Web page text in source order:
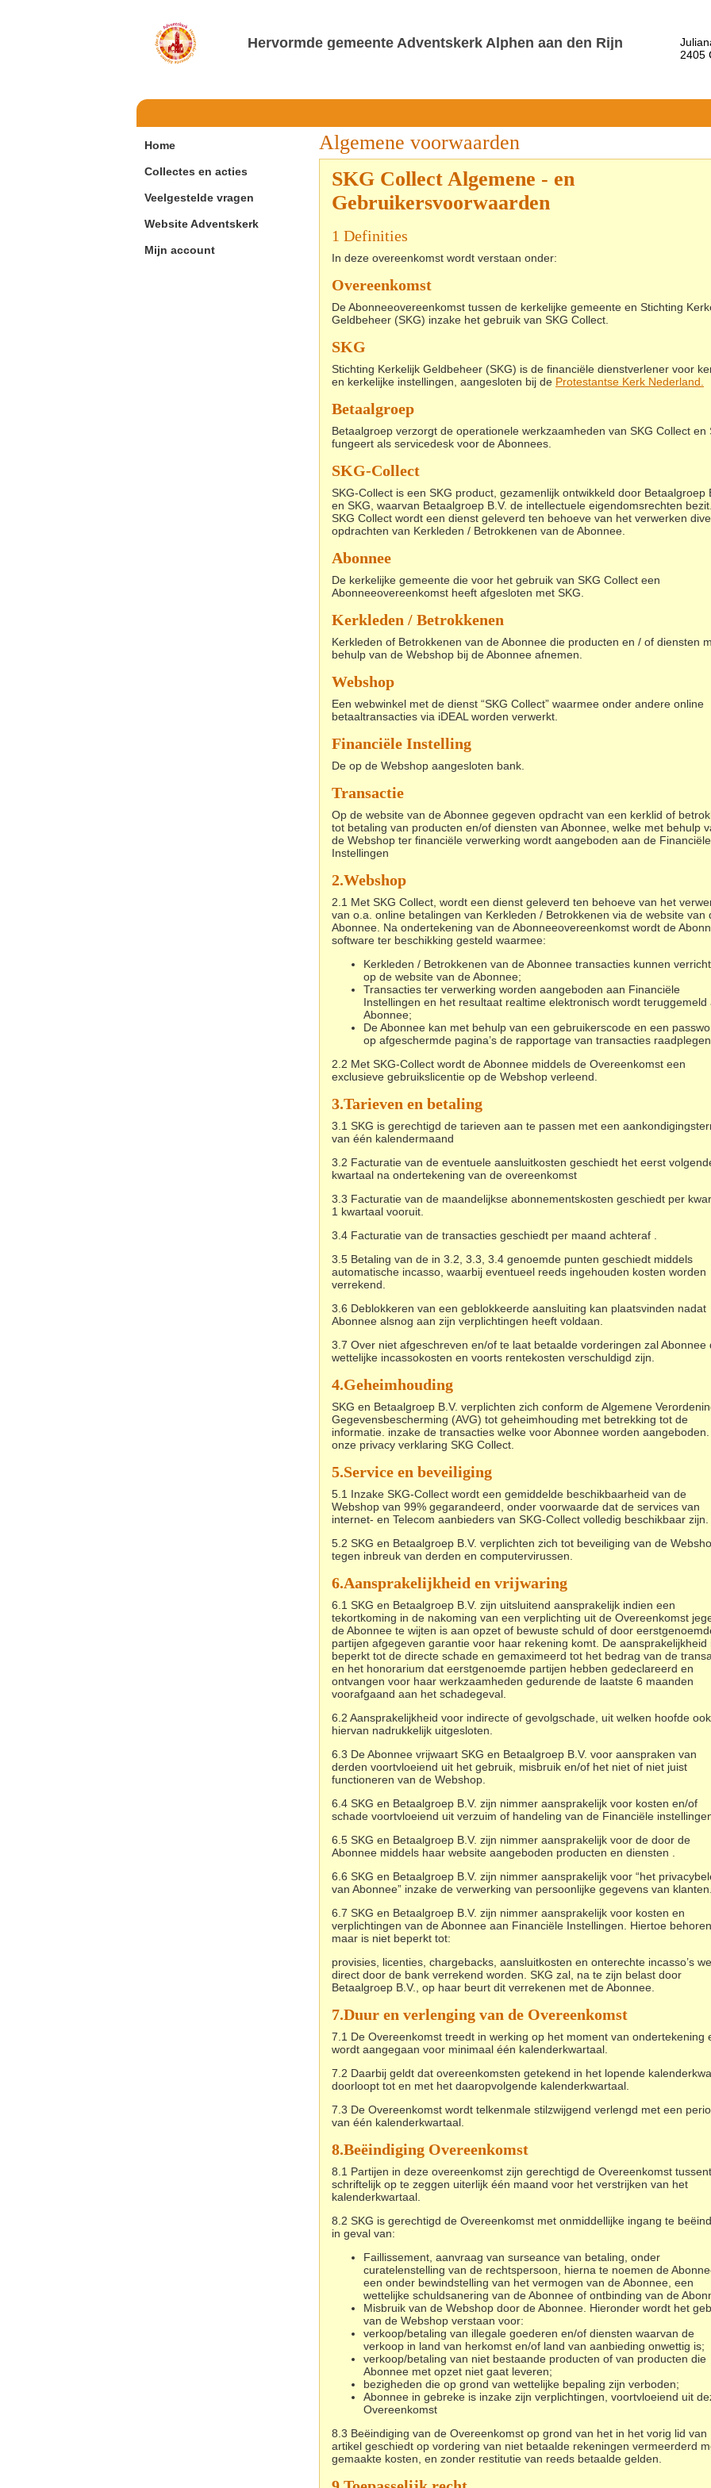
Hervormde gemeente Adventskerk Alphen aan den Rijn
2405
Algemene voorwaarden
SKG Collect Algemene - en
Gebruikersvoorwaarden
1 Definities
In deze overeenkomst wordt verstaan onder:
Overeenkomst
De Abonneeovereenkomst tussen de kerkelijke gemeente en Stichting
Geldbeheer (SKG) inzake het gebruik van SKG Collect.
SKG
Stichting Kerkelijk Geldbeheer (SKG) is de financiële dienstverlener voor
en kerkelijke instellingen, aangesloten bij de Protestantse Kerk Nederland
Betaalgroep
Betaalgroep verzorgt de operationele werkzaamheden van SKG Collect en
fungeert als servicedesk voor de Abonnees.
SKG-Collect
SKG-Collect is een SKG product, gezamenlijk ontwikkeld door Betaalgroep
en SKG, waarvan Betaalgroep B.V. de intellectuele eigendomsrechten
SKG Collect wordt een dienst geleverd ten behoeve van het verwerken
opdrachten van Kerkleden / Betrokkenen van de Abonnee.
Abonnee
De kerkelijke gemeente die voor het gebruik van SKG Collect een
Abonneeovereenkomst heeft afgesloten met SKG.
Kerkleden / Betrokkenen
Kerkleden of Betrokkenen van de Abonnee die producten en / of diensten
behulp van de Webshop bij de Abonnee afnemen.
Webshop
Een webwinkel met de dienst “SKG Collect” waarmee onder andere online
betaaltransacties via iDEAL worden verwerkt.
Financiële Instelling
De op de Webshop aangesloten bank.
Transactie
Op de website van de Abonnee gegeven opdracht van een kerklid of
tot betaling van producten en/of diensten van Abonnee, welke met behulp
de Webshop ter financiële verwerking wordt aangeboden aan de Financiële
Instellingen
2.Webshop
2.1 Met SKG Collect, wordt een dienst geleverd ten behoeve van het
van o.a. online betalingen van Kerkleden / Betrokkenen via de website van
Abonnee. Na ondertekening van de Abonneeovereenkomst wordt de
software ter beschikking gesteld waarmee:
Kerkleden / Betrokkenen van de Abonnee transacties kunnen
op de website van de Abonnee;
Transacties ter verwerking worden aangeboden aan Financiële
Instellingen en het resultaat realtime elektronisch wordt teruggemeld
Abonnee;
De Abonnee kan met behulp van een gebruikerscode en een
op afgeschermde pagina’s de rapportage van transacties
2.2 Met SKG-Collect wordt de Abonnee middels de Overeenkomst een
exclusieve gebruikslicentie op de Webshop verleend.
3.Tarieven en betaling
3.1 SKG is gerechtigd de tarieven aan te passen met een
van één kalendermaand
3.2 Facturatie van de eventuele aansluitkosten geschiedt het eerst
kwartaal na ondertekening van de overeenkomst
3.3 Facturatie van de maandelijkse abonnementskosten geschiedt per
1 kwartaal vooruit.
3.4 Facturatie van de transacties geschiedt per maand achteraf .
3.5 Betaling van de in 3.2, 3.3, 3.4 genoemde punten geschiedt middels
automatische incasso, waarbij eventueel reeds ingehouden kosten worden
verrekend.
3.6 Deblokkeren van een geblokkeerde aansluiting kan plaatsvinden nadat
Abonnee alsnog aan zijn verplichtingen heeft voldaan.
3.7 Over niet afgeschreven en/of te laat betaalde vorderingen zal Abonnee
wettelijke incassokosten en voorts rentekosten verschuldigd zijn.
4.Geheimhouding
SKG en Betaalgroep B.V. verplichten zich conform de Algemene
Gegevensbescherming (AVG) tot geheimhouding met betrekking tot de
informatie. inzake de transacties welke voor Abonnee worden
onze privacy verklaring SKG Collect.
5.Service en beveiliging
5.1 Inzake SKG-Collect wordt een gemiddelde beschikbaarheid van de
Webshop van 99% gegarandeerd, onder voorwaarde dat de services van
internet- en Telecom aanbieders van SKG-Collect volledig beschikbaar zijn.
5.2 SKG en Betaalgroep B.V. verplichten zich tot beveiliging van de
tegen inbreuk van derden en computervirussen.
6.Aansprakelijkheid en vrijwaring
6.1 SKG en Betaalgroep B.V. zijn uitsluitend aansprakelijk indien een
tekortkoming in de nakoming van een verplichting uit de Overeenkomst
de Abonnee te wijten is aan opzet of bewuste schuld of door
partijen afgegeven garantie voor haar rekening komt. De aansprakelijkheid
beperkt tot de directe schade en gemaximeerd tot het bedrag van de
en het honorarium dat eerstgenoemde partijen hebben gedeclareerd en
ontvangen voor haar werkzaamheden gedurende de laatste 6 maanden
voorafgaand aan het schadegeval.
6.2 Aansprakelijkheid voor indirecte of gevolgschade, uit welken hoofde
hiervan nadrukkelijk uitgesloten.
6.3 De Abonnee vrijwaart SKG en Betaalgroep B.V. voor aanspraken van
derden voortvloeiend uit het gebruik, misbruik en/of het niet of niet juist
functioneren van de Webshop.
6.4 SKG en Betaalgroep B.V. zijn nimmer aansprakelijk voor kosten en/of
schade voortvloeiend uit verzuim of handeling van de Financiële
6.5 SKG en Betaalgroep B.V. zijn nimmer aansprakelijk voor de door de
Abonnee middels haar website aangeboden producten en diensten .
6.6 SKG en Betaalgroep B.V. zijn nimmer aansprakelijk voor “het
van Abonnee” inzake de verwerking van persoonlijke gegevens van klanten.
6.7 SKG en Betaalgroep B.V. zijn nimmer aansprakelijk voor kosten en
verplichtingen van de Abonnee aan Financiële Instellingen. Hiertoe behoren,
maar is niet beperkt tot:
provisies, licenties, chargebacks, aansluitkosten en onterechte incasso’s
direct door de bank verrekend worden. SKG zal, na te zijn belast door
Betaalgroep B.V., op haar beurt dit verrekenen met de Abonnee.
7.Duur en verlenging van de Overeenkomst
7.1 De Overeenkomst treedt in werking op het moment van ondertekening
wordt aangegaan voor minimaal één kalenderkwartaal.
7.2 Daarbij geldt dat overeenkomsten getekend in het lopende
doorloopt tot en met het daaropvolgende kalenderkwartaal.
7.3 De Overeenkomst wordt telkenmale stilzwijgend verlengd met een
van één kalenderkwartaal.
8.Beëindiging Overeenkomst
8.1 Partijen in deze overeenkomst zijn gerechtigd de Overeenkomst
schriftelijk op te zeggen uiterlijk één maand voor het verstrijken van het
kalenderkwartaal.
8.2 SKG is gerechtigd de Overeenkomst met onmiddellijke ingang te
in geval van:
Faillissement, aanvraag van surseance van betaling, onder
curatelenstelling van de rechtspersoon, hierna te noemen de
een onder bewindstelling van het vermogen van de Abonnee, een
wettelijke schuldsanering van de Abonnee of ontbinding van de
Misbruik van de Webshop door de Abonnee. Hieronder wordt het
van de Webshop verstaan voor:
verkoop/betaling van illegale goederen en/of diensten waarvan de
verkoop in land van herkomst en/of land van aanbieding onwettig is;
verkoop/betaling van niet bestaande producten of van producten die
Abonnee met opzet niet gaat leveren;
bezigheden die op grond van wettelijke bepaling zijn verboden;
Abonnee in gebreke is inzake zijn verplichtingen, voortvloeiend uit
Overeenkomst
8.3 Beëindiging van de Overeenkomst op grond van het in het vorig lid van
artikel geschiedt op vordering van niet betaalde rekeningen vermeerderd
gemaakte kosten, en zonder restitutie van reeds betaalde gelden.
Home
Collectes en acties
Veelgestelde vragen
Website Adventskerk
Mijn account